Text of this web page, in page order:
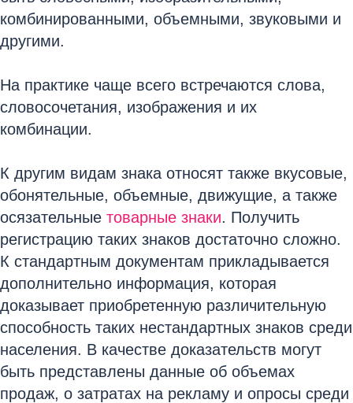
комбинированными, объемными, звуковыми и
другими.
На практике чаще всего встречаются слова,
словосочетания, изображения и их
комбинации.
К другим видам знака относят также вкусовые,
обонятельные, объемные, движущие, а также
осязательные товарные знаки. Получить
регистрацию таких знаков достаточно сложно.
К стандартным документам прикладывается
дополнительно информация, которая
доказывает приобретенную различительную
способность таких нестандартных знаков среди
населения. В качестве доказательств могут
быть представлены данные об объемах
продаж, о затратах на рекламу и опросы среди